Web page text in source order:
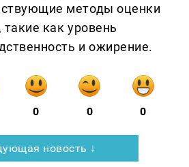
методы оценки
как уровень
и ожирение.
0 0 0
новость ↓